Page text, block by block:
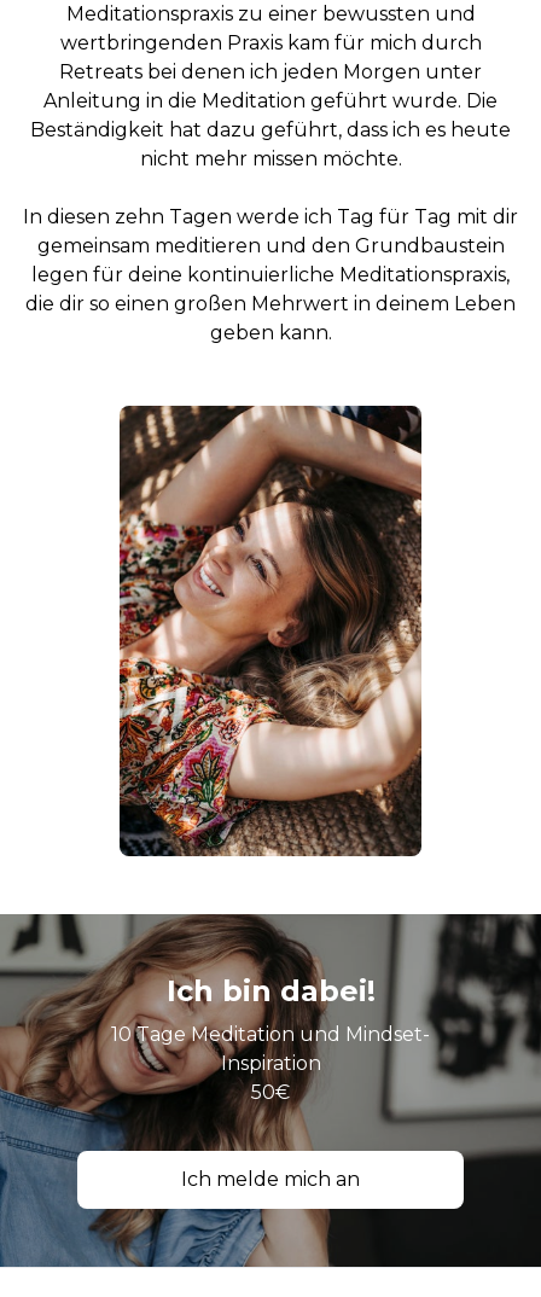
Meditationspraxis zu einer bewussten und
wertbringenden Praxis kam für mich durch
Retreats bei denen ich jeden Morgen unter
Anleitung in die Meditation geführt wurde. Die
Beständigkeit hat dazu geführt, dass ich es heute
nicht mehr missen möchte.
In diesen zehn Tagen werde ich Tag für Tag mit dir
gemeinsam meditieren und den Grundbaustein
legen für deine kontinuierliche Meditationspraxis,
die dir so einen großen Mehrwert in deinem Leben
geben kann.
Ich bin dabei!
10 Tage Meditation und Mindset-
Inspiration
50€
Ich melde mich an